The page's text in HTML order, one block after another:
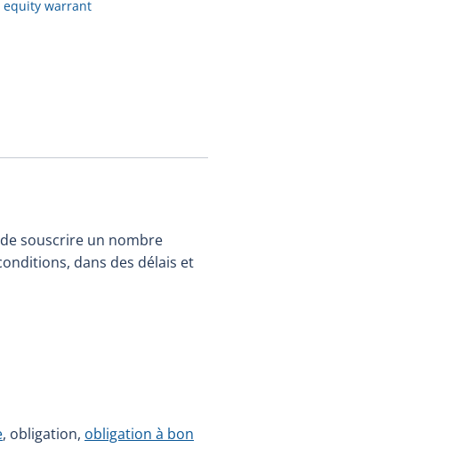
warrant
souscrire un nombre
dans des délais et
, obligation, obligation à bon